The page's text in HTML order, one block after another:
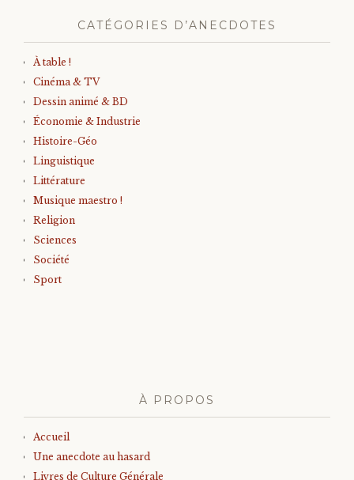
CATÉGORIES D’ANECDOTES
À table !
Cinéma & TV
Dessin animé & BD
Économie & Industrie
Histoire-Géo
Linguistique
Littérature
Musique maestro !
Religion
Sciences
Société
Sport
À PROPOS
Accueil
Une anecdote au hasard
Livres de Culture Générale